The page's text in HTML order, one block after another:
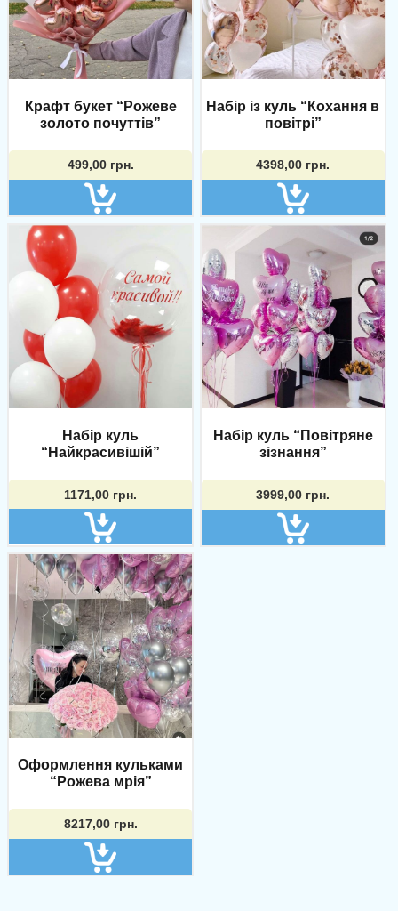
Крафт букет “Рожеве
золото почуттів”
499,00 грн.
Набір із куль “Кохання в
повітрі”
4398,00 грн.
Набір куль
“Найкрасивішій”
1171,00 грн.
Набір куль “Повітряне
зізнання”
3999,00 грн.
Оформлення кульками
“Рожева мрія”
8217,00 грн.